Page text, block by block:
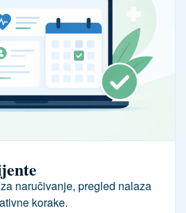
naručivanje, pregled nalaza
korake.